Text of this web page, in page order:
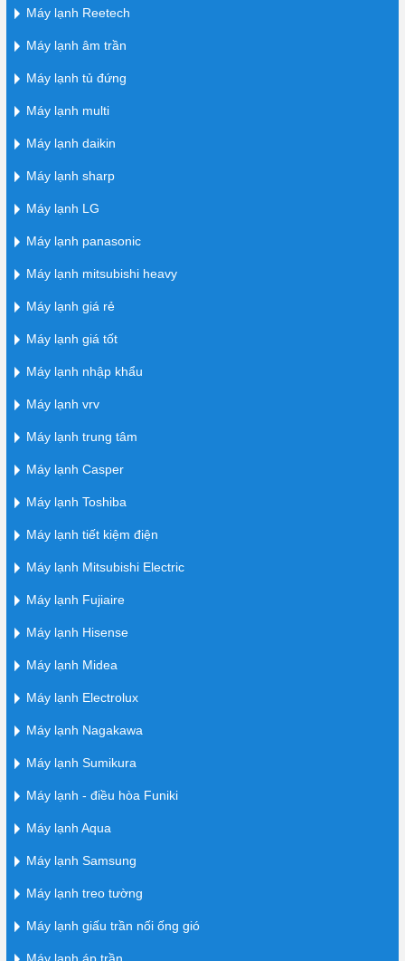
Máy lạnh Reetech
Máy lạnh âm trần
Máy lạnh tủ đứng
Máy lạnh multi
Máy lạnh daikin
Máy lạnh sharp
Máy lạnh LG
Máy lạnh panasonic
Máy lạnh mitsubishi heavy
Máy lạnh giá rẻ
Máy lạnh giá tốt
Máy lạnh nhập khẩu
Máy lạnh vrv
Máy lạnh trung tâm
Máy lạnh Casper
Máy lạnh Toshiba
Máy lạnh tiết kiệm điện
Máy lạnh Mitsubishi Electric
Máy lạnh Fujiaire
Máy lạnh Hisense
Máy lạnh Midea
Máy lạnh Electrolux
Máy lạnh Nagakawa
Máy lạnh Sumikura
Máy lạnh - điều hòa Funiki
Máy lạnh Aqua
Máy lạnh Samsung
Máy lạnh treo tường
Máy lạnh giấu trần nối ống gió